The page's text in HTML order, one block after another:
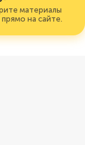
материалы
на сайте.